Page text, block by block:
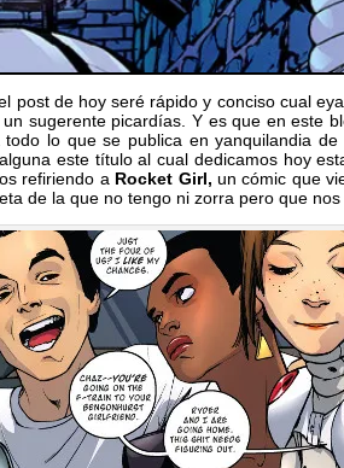
post de hoy seré rápido y conciso cual
sugerente picardías. Y es que en este
todo lo que se publica en yanquilandia
este título al cual dedicamos hoy
refiriendo a Rocket Girl, un cómic que
de la que no tengo ni zorra pero que